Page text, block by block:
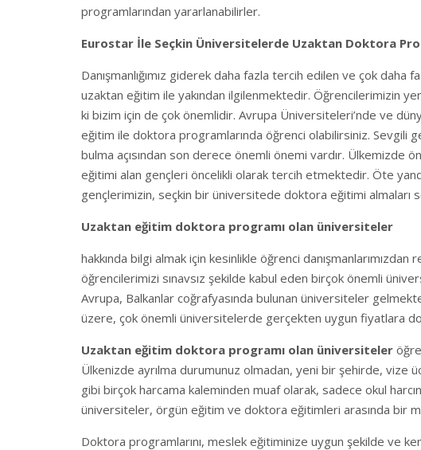
programlarından yararlanabilirler.
Eurostar İle Seçkin Üniversitelerde Uzaktan Doktora
Danışmanlığımız giderek daha fazla tercih edilen ve çok daha
uzaktan eğitim ile yakından ilgilenmektedir. Öğrencilerimizin
ki bizim için de çok önemlidir. Avrupa Üniversiteleri’nde ve
eğitim ile doktora programlarında öğrenci olabilirsiniz. Sevgili
bulma açısından son derece önemli önemi vardır. Ülkemizde
eğitimi alan gençleri öncelikli olarak tercih etmektedir. Öte
gençlerimizin, seçkin bir üniversitede doktora eğitimi almaları
Uzaktan eğitim doktora programı olan üniversiteler
hakkında bilgi almak için kesinlikle öğrenci danışmanlarımızdan
öğrencilerimizi sınavsız şekilde kabul eden birçok önemli
Avrupa, Balkanlar coğrafyasında bulunan üniversiteler
üzere, çok önemli üniversitelerde gerçekten uygun fiyatlara
Uzaktan eğitim doktora programı olan üniversiteler
Ülkenizde ayrılma durumunuz olmadan, yeni bir şehirde, vize
gibi birçok harcama kaleminden muaf olarak, sadece okul
üniversiteler, örgün eğitim ve doktora eğitimleri arasında bir
Doktora programlarını, meslek eğitiminize uygun şekilde ve